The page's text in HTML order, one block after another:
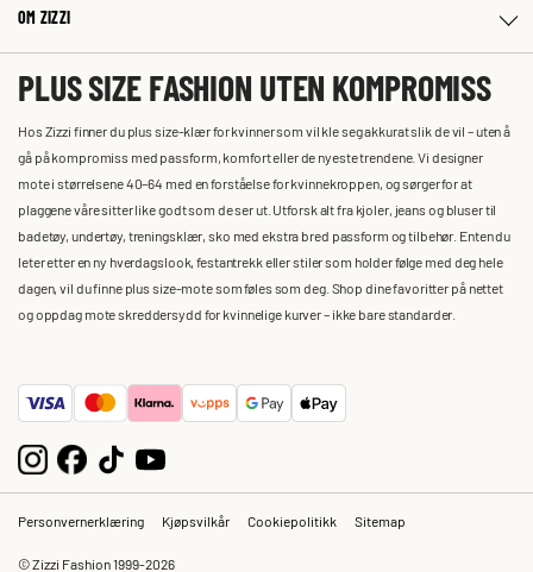
OM ZIZZI
PLUS SIZE FASHION UTEN KOMPROMISS
Hos Zizzi finner du plus size-klær for kvinner som vil kle seg akkurat slik de vil – uten å
gå på kompromiss med passform, komfort eller de nyeste trendene. Vi designer
mote i størrelsene 40–64 med en forståelse for kvinnekroppen, og sørger for at
plaggene våre sitter like godt som de ser ut. Utforsk alt fra kjoler, jeans og bluser til
badetøy, undertøy, treningsklær, sko med ekstra bred passform og tilbehør. Enten du
leter etter en ny hverdagslook, festantrekk eller stiler som holder følge med deg hele
dagen, vil du finne plus size-mote som føles som deg. Shop dine favoritter på nettet
og oppdag mote skreddersydd for kvinnelige kurver – ikke bare standarder.
Personvernerklæring Kjøpsvilkår Cookiepolitikk Sitemap
© Zizzi Fashion 1999-2026